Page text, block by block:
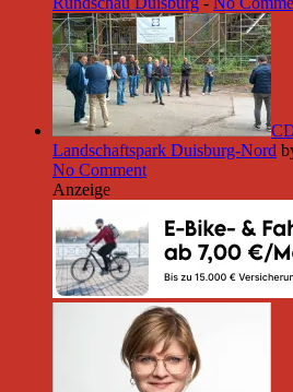
Landschaftspark Duisburg-Nord
No Comment
Anzeige